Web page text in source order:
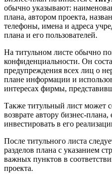
обычно указывают:
плана, автором проекта,
телефоны, имена и адреса
плана и его пользователей.
На титульном листе обычно
конфиденциальности. Он
предупреждения всех лиц о
плане информации и
интересах фирмы,
Также титульный лист может
возврате автору бизнес-
инвестировать в его
После титульного листа
разделов плана с указанием
важных пунктов в
проекта.